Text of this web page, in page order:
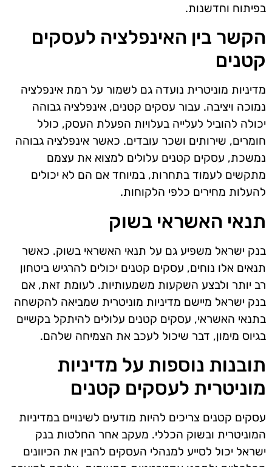
בפיתוח וחדשנות.
הקשר בין האינפלציה לעסקים
קטנים
מדיניות מוניטרית נועדה גם לשמור על רמת אינפלציה
נמוכה ויציבה. עבור עסקים קטנים, אינפלציה גבוהה
יכולה להוביל לעלייה בעלויות הפעלת העסק, כולל
חומרים, שירותים ושכר עובדים. כאשר אינפלציה גבוהה
נמשכת, עסקים קטנים עלולים למצוא את עצמם
מתקשים לעמוד בתחרות, במיוחד אם הם לא יכולים
להעלות מחירים כלפי הלקוחות.
תנאי האשראי בשוק
בנק ישראל משפיע גם על תנאי האשראי בשוק. כאשר
תנאים אלו נוחים, עסקים קטנים יכולים להרגיש ביטחון
רב יותר ולבצע השקעות משמעותיות. לעומת זאת, אם
בנק ישראל מיישם מדיניות מוניטרית שמביאה להקשחה
בתנאי האשראי, עסקים קטנים עלולים להיתקל בקשיים
בגיוס מימון, דבר שיכול לעכב את הצמיחה שלהם.
תובנות נוספות על מדיניות
מוניטרית לעסקים קטנים
עסקים קטנים צריכים להיות מודעים לשינויים במדיניות
המוניטרית ובשוק הכללי. מעקב אחר החלטות בנק
ישראל יכול לסייע למנהלי העסקים להבין את הכיוונים